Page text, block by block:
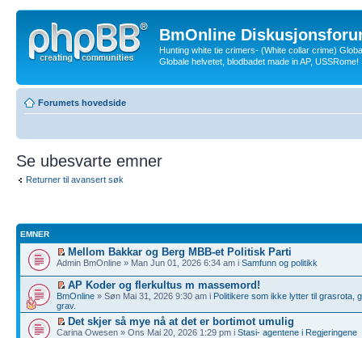
BmOnline
Hunting white tie crimers- (White collar crime)
Globale helvetet, blodbadet made in AP, USSRome!
Forumets hovedside
Se ubesvarte emner
Returner til avansert søk
EMNER
Mellom Bakkar og Berg MBB-et Politisk Parti
Admin BmOnline » Man Jun 01, 2026 6:34 am i Samfunn og politikk
AP Koder og flerkultus m massemord!
BmOnline » Søn Mai 31, 2026 9:30 am i Politikere som ikke lytter til grasrota,
grav.
Det skjer så mye nå at det er bortimot umulig
Carina Owesen » Ons Mai 20, 2026 1:29 pm i Stasi- agentene i Regjeringene